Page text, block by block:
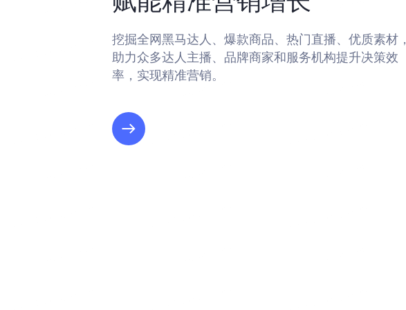
挖掘全网黑马达人、爆款商品、热门直播、优质素材，
助力众多达人主播、品牌商家和服务机构提升决策效
率，实现精准营销。